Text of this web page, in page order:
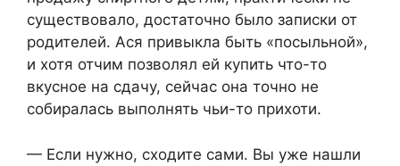
существовало, достаточно было записки от
родителей. Ася привыкла быть «посыльной»,
и хотя отчим позволял ей купить что-то
вкусное на сдачу, сейчас она точно не
собиралась выполнять чьи-то прихоти.
— Если нужно, сходите сами. Вы уже нашли